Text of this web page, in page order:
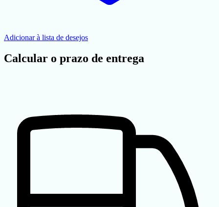
Adicionar à lista de desejos
Calcular o prazo de entrega